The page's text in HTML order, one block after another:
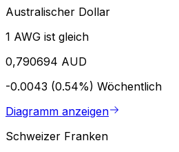
Australischer Dollar
1 AWG ist gleich
0,790694 AUD
-0.0043 (0.54%) Wöchentlich
Diagramm anzeigen
Schweizer Franken